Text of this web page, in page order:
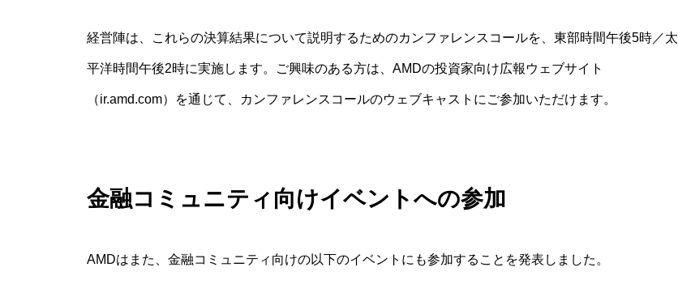
経営陣は、これらの決算結果について説明するためのカンファレンスコールを、東部時間午後5時／太
平洋時間午後2時に実施します。ご興味のある方は、AMDの投資家向け広報ウェブサイト
（ir.amd.com）を通じて、カンファレンスコールのウェブキャストにご参加いただけます。
金融コミュニティ向けイベントへの参加
AMDはまた、金融コミュニティ向けの以下のイベントにも参加することを発表しました。